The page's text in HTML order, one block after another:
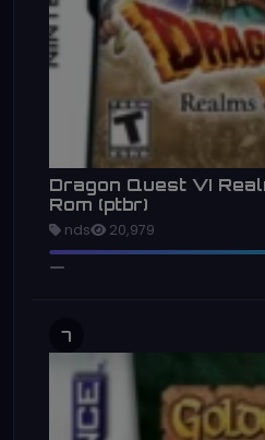
Dragon Quest VI
Rom (ptbr)
nds 20,979
7